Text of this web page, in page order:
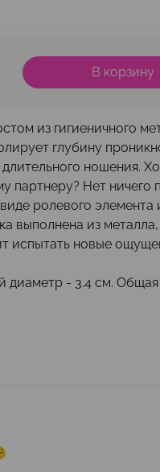
В корзину
из гигиеничного
глубину
ношения.
партнеру? Нет ничего
ролевого элемента
выполнена из
испытать новые
диаметр - 3.4 см. Общая